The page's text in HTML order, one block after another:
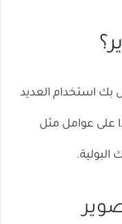
بك استخدام العديد
على عوامل مثل